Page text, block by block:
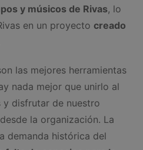
y músicos de Rivas, lo
en un proyecto creado
las mejores herramientas
nada mejor que unirlo al
y disfrutar de nuestro
la organización. La
demanda histórica del